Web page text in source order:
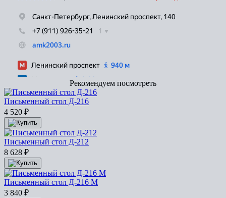
Рекомендуем посмотреть
Письменный стол Д-216
4 520 ₽
Письменный стол Д-212
8 628 ₽
Письменный стол Д-216 М
3 840 ₽